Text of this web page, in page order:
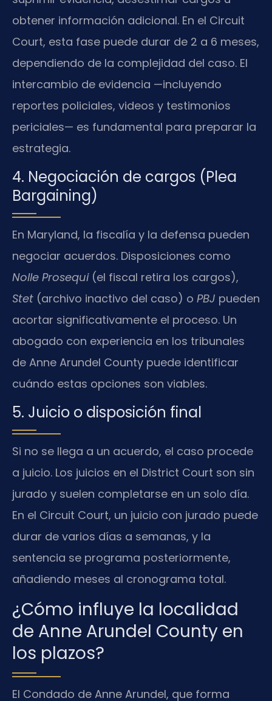
obtener información adicional. En el Circuit
Court, esta fase puede durar de 2 a 6 meses,
dependiendo de la complejidad del caso. El
intercambio de evidencia —incluyendo
reportes policiales, videos y testimonios
periciales— es fundamental para preparar la
estrategia.
4. Negociación de cargos (Plea
Bargaining)
En Maryland, la fiscalía y la defensa pueden
negociar acuerdos. Disposiciones como
Nolle Prosequi(el fiscal retira los cargos),
Stet (archivo inactivo del caso) o PBJ pueden
acortar significativamente el proceso. Un
abogado con experiencia en los tribunales
de Anne Arundel County puede identificar
cuándo estas opciones son viables.
5. Juicio o disposición final
Si no se llega a un acuerdo, el caso procede
a juicio. Los juicios en el District Court son sin
jurado y suelen completarse en un solo día.
En el Circuit Court, un juicio con jurado puede
durar de varios días a semanas, y la
sentencia se programa posteriormente,
añadiendo meses al cronograma total.
¿Cómo influye la localidad
de Anne Arundel County en
los plazos?
El Condado de Anne Arundel, que forma